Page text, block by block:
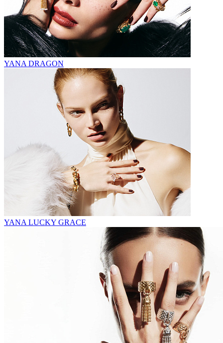
YANA DRAGON
YANA LUCKY GRACE